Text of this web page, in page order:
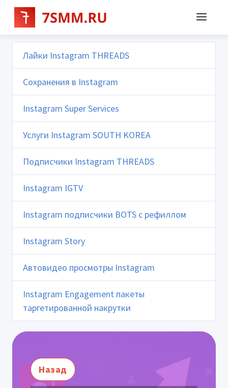
Лайки Instagram THREADS
Сохранения в Instagram
Instagram Super Services
Услуги Instagram SOUTH KOREA
Подписчики Instagram THREADS
Instagram IGTV
Instagram подписчики BOTS с рефиллом
Instagram Story
Автовидео просмотры Instagram
Instagram Engagement пакеты
таргетированной накрутки
Назад